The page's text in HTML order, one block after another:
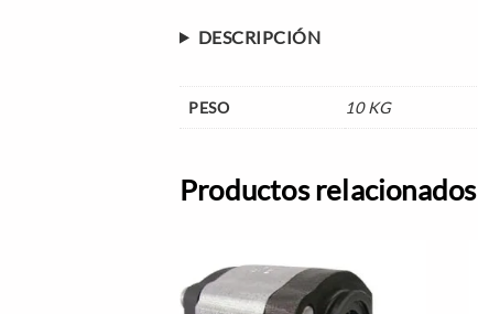
DESCRIPCIÓN
PESO 10 KG
Productos relacionados